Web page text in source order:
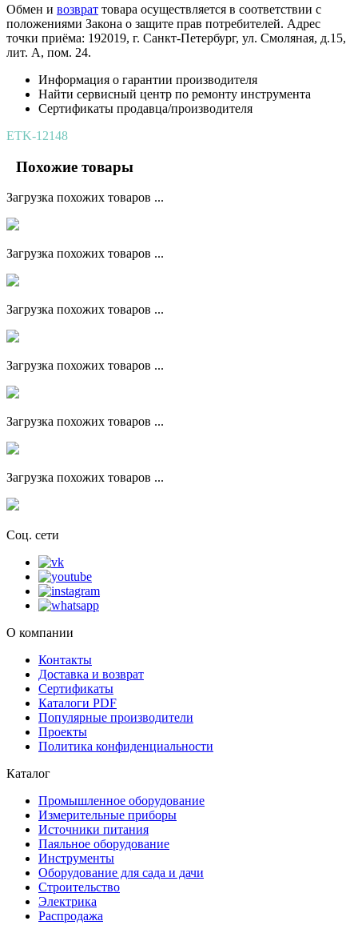
Обмен и возврат товара осуществляется в соответствии с
положениями Закона о защите прав потребителей. Адрес
точки приёма: 192019, г. Санкт-Петербург, ул. Смоляная, д.15,
лит. А, пом. 24.
Информация о гарантии производителя
Найти сервисный центр по ремонту инструмента
Сертификаты продавца/производителя
ETK-12148
Похожие товары
Загрузка похожих товаров ...
Загрузка похожих товаров ...
Загрузка похожих товаров ...
Загрузка похожих товаров ...
Загрузка похожих товаров ...
Загрузка похожих товаров ...
Соц. сети
О компании
Контакты
Доставка и возврат
Сертификаты
Каталоги PDF
Популярные производители
Проекты
Политика конфиденциальности
Каталог
Промышленное оборудование
Измерительные приборы
Источники питания
Паяльное оборудование
Инструменты
Оборудование для сада и дачи
Строительство
Электрика
Распродажа